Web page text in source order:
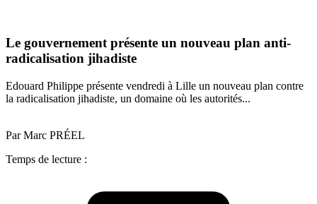
Le gouvernement présente un nouveau plan anti-
radicalisation jihadiste
Edouard Philippe présente vendredi à Lille un nouveau plan contre
la radicalisation jihadiste, un domaine où les autorités...
Par Marc PRÉEL
Temps de lecture :